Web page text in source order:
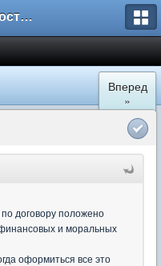
Форум Новостройки
Вперед
»
договору положено
и моральных
оформиться все это